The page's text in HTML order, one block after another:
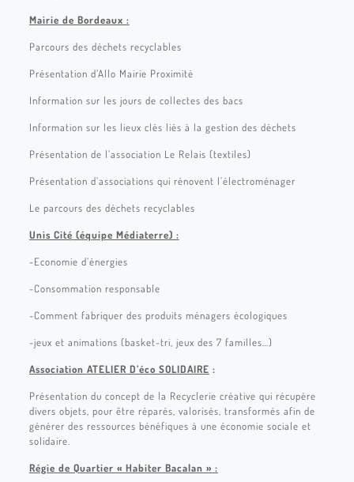
Mairie de Bordeaux :
Parcours des déchets recyclables
Présentation d’Allo Mairie Proximité
Information sur les jours de collectes des bacs
Information sur les lieux clés liés à la gestion des déchets
Présentation de l’association Le Relais (textiles)
Présentation d’associations qui rénovent l’électroménager
Le parcours des déchets recyclables
Unis Cité (équipe Médiaterre) :
-Economie d’énergies
-Consommation responsable
-Comment fabriquer des produits ménagers écologiques
-jeux et animations (basket-tri, jeux des 7 familles…)
Association ATELIER D’éco SOLIDAIRE :
Présentation du concept de la Recyclerie créative qui récupère
divers objets, pour être réparés, valorisés, transformés afin de
générer des ressources bénéfiques à une économie sociale et
solidaire.
Régie de Quartier « Habiter Bacalan » :